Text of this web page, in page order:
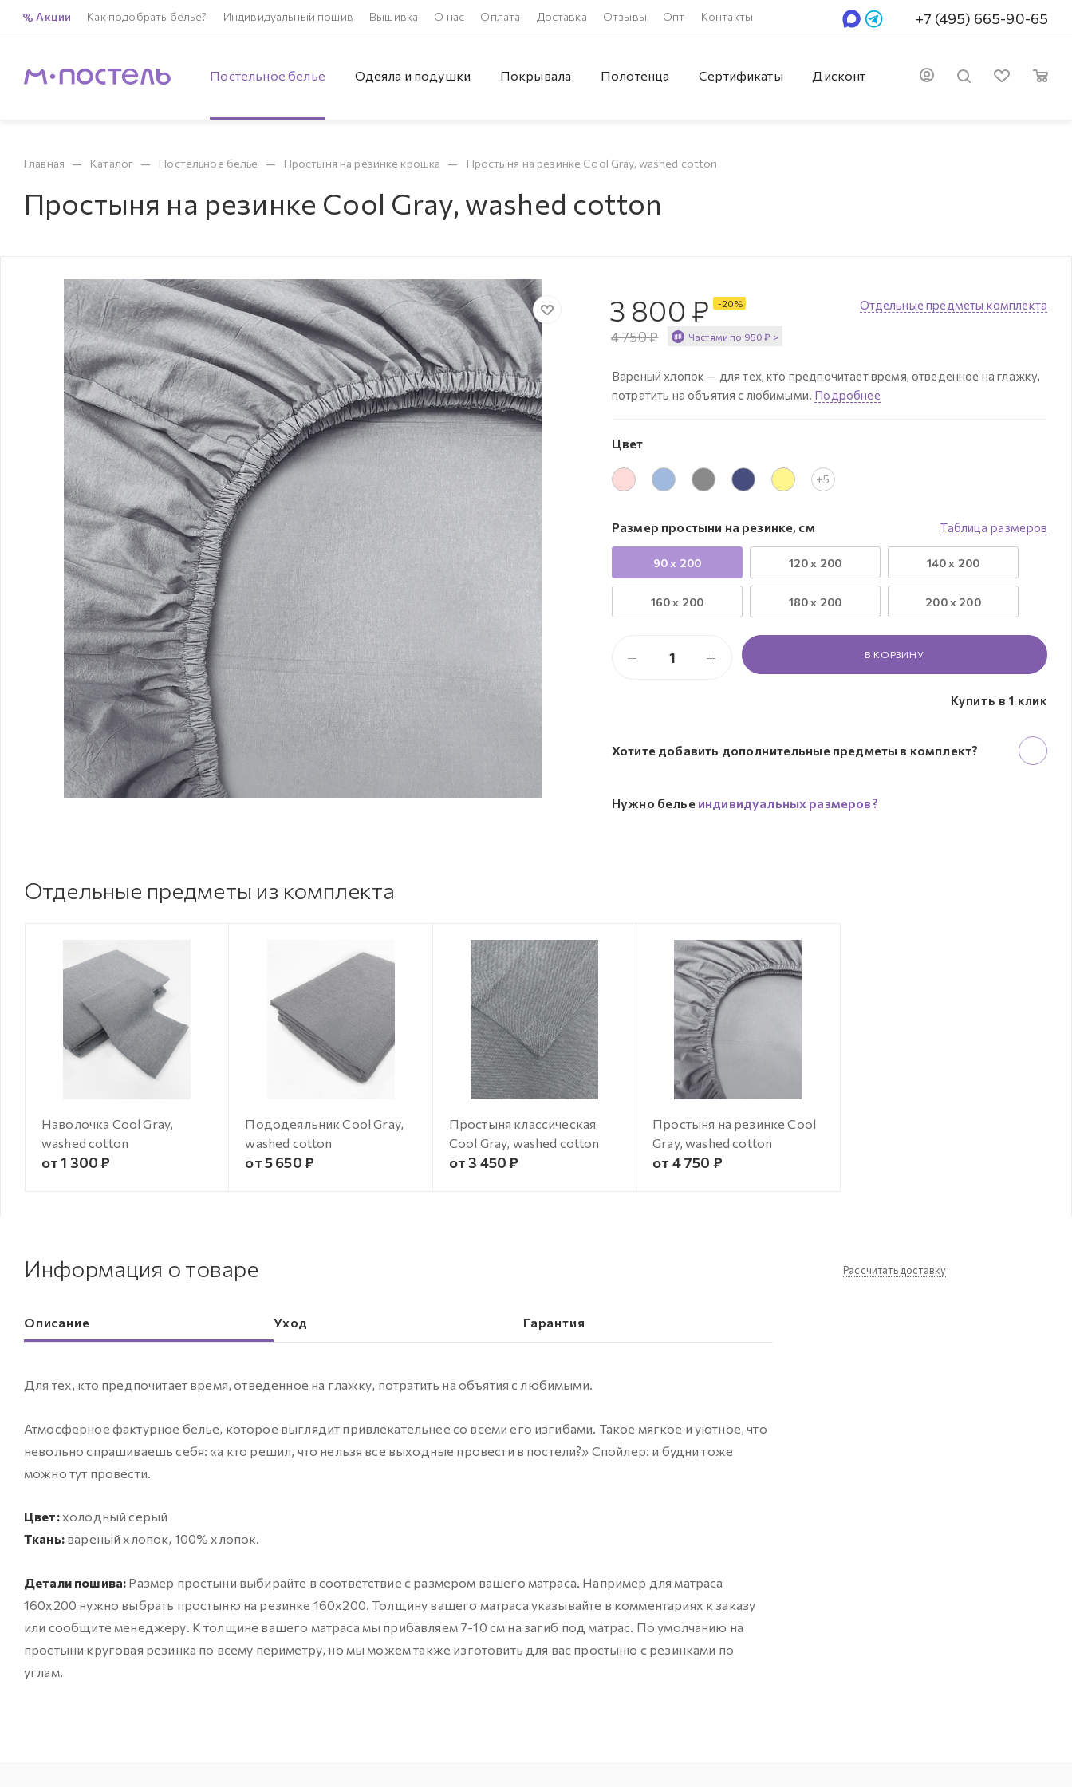
Акции Как подобрать белье? Индивидуальный пошив Вышивка О нас Оплата Доставка Отзывы Опт Контакты +7 (495) 665-90-65
Постельное белье Одеяла и подушки Покрывала Полотенца Сертификаты Дисконт
Главная — Каталог — Постельное белье — Простыня на резинке крошка — Простыня на резинке Cool Gray, washed cotton
Простыня на резинке Cool Gray, washed cotton
3 800 ₽
4 750₽
-20%
Частями по 950 ₽ >
Отдельные предметы комплекта
Вареный хлопок — для тех, кто предпочитает время, отведенное на глажку,
потратить на объятия с любимыми. Подробнее
Цвет
+5
Таблица размеров
Размер простыни на резинке, см
90 x 200 120 x 200 140 x 200
160 x 200 180 x 200 200 x 200
В КОРЗИНУ
Купить в 1 клик
Хотите добавить дополнительные предметы в комплект?
Нужно белье индивидуальных размеров?
Отдельные предметы из комплекта
Наволочка Cool Gray,
washed cotton
от 1 300 ₽
Пододеяльник Cool Gray,
washed cotton
от 5 650 ₽
Простыня классическая
Cool Gray, washed cotton
от 3 450 ₽
Простыня на резинке Cool
Gray, washed cotton
от 4 750 ₽
Информация о товаре
Описание Уход Гарантия
Для тех, кто предпочитает время, отведенное на глажку, потратить на объятия с любимыми.
Атмосферное фактурное белье, которое выглядит привлекательнее со всеми его изгибами. Такое мягкое и уютное, что
невольно спрашиваешь себя: «а кто решил, что нельзя все выходные провести в постели?» Спойлер: и будни тоже
можно тут провести.
Цвет:холодный серый
Ткань:вареный хлопок, 100% хлопок.
Детали пошива: Размер простыни выбирайте в соответствие с размером вашего матраса. Например для матраса
160х200 нужно выбрать простыню на резинке 160х200. Толщину вашего матраса указывайте в комментариях к заказу
или сообщите менеджеру. К толщине вашего матраса мы прибавляем 7-10 см на загиб под матрас. По умолчанию на
простыни круговая резинка по всему периметру, но мы можем также изготовить для вас простыню с резинками по
углам.
Рассчитать доставку